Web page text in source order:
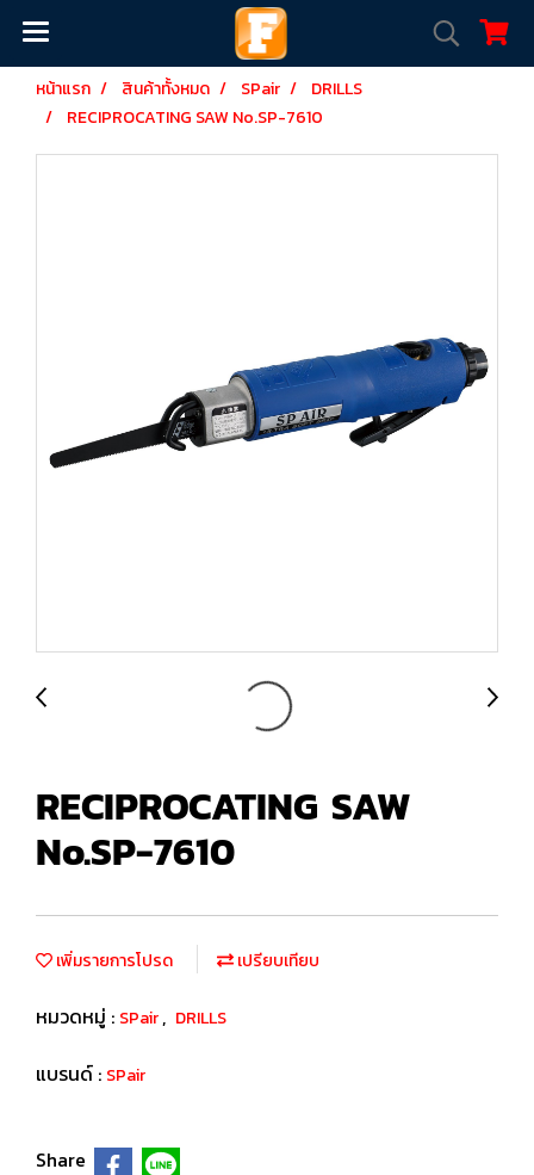
หน้าแรก สินค้าทั้งหมด SPair
DRILLS
RECIPROCATING SAW No.SP-7610
RECIPROCATING SAW
No.SP-7610
เพิ่มรายการโปรด เปรียบเทียบ
หมวดหมู่ : SPair, DRILLS
แบรนด์ : SPair
Share